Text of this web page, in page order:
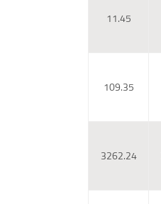
11.45
109.35
3262.24